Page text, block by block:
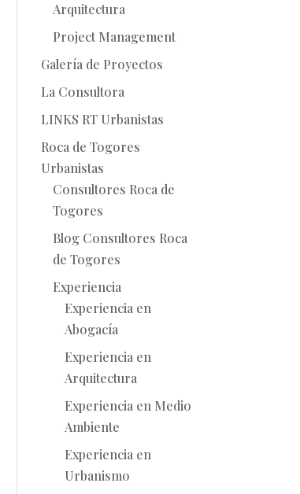
Arquitectura
Project Management
Galería de Proyectos
La Consultora
LINKS RT Urbanistas
Roca de Togores
Urbanistas
Consultores Roca de
Togores
Blog Consultores Roca
de Togores
Experiencia
Experiencia en
Abogacía
Experiencia en
Arquitectura
Experiencia en Medio
Ambiente
Experiencia en
Urbanismo